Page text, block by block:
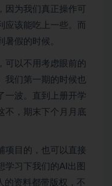
为我们真正操作可
应该能吃上一些。而
暑假的时候。
可以不用考虑眼前的
我们第一期的时候也
一波。直到上册开学
不，期末下个月月底
项目的，也可以直接
学习下我们的AI出图
的资料都带版权，不